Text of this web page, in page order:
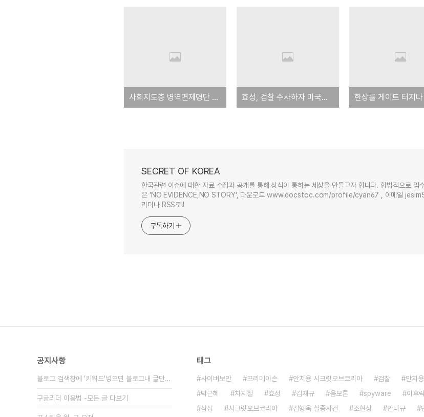
사회지도층 병역면제명단 - KBS 시사기획 쌈 2006년 11월 27일 방송 효성, 검찰 수사하자 미국법인 주소지-대행인등 갑자기 교체
SECRET OF KOREA
한국관련 이슈에 대한 자료 수집과 공개를 통해 상식이 통하는 세상을 만들고자 합니다. 합법적으로 입
은 'NO EVIDENCE,NO STORY', 다운로드 www.docstoc.com/profile/cyan67 , 이메일
리더나 RSS로!!
구독하기
공지사항
블로그 검색창에 '키워드'넣으면 블로그내 글만 검색
구글리더 이용법 -모든 글 다보기
태그
사이버보안 프리메이슨 안치용 시크릿오브코리아 검찰
안치
박근혜
차지철 효성 김재규 음모론 spyware 이후
삼성
시크릿오브코리아 김형욱 실종사건 조현상 안다큐